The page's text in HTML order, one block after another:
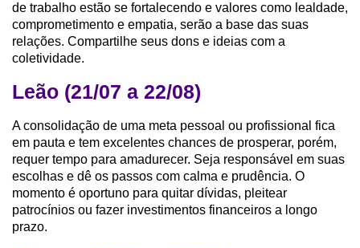
de trabalho estão se fortalecendo e valores como lealdade,
comprometimento e empatia, serão a base das suas
relações. Compartilhe seus dons e ideias com a
coletividade.
Leão (21/07 a 22/08)
A consolidação de uma meta pessoal ou profissional fica
em pauta e tem excelentes chances de prosperar, porém,
requer tempo para amadurecer. Seja responsável em suas
escolhas e dê os passos com calma e prudência. O
momento é oportuno para quitar dívidas, pleitear
patrocínios ou fazer investimentos financeiros a longo
prazo.